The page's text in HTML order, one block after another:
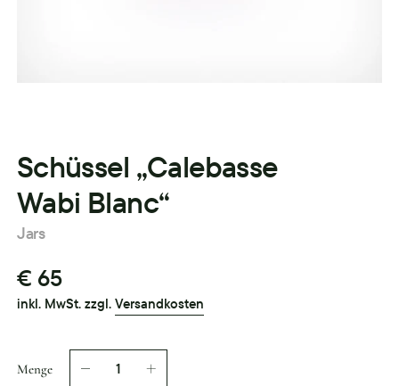
Schüssel „Calebasse
Wabi Blanc“
Jars
€ 65
inkl. MwSt. zzgl.Versandkosten
Menge